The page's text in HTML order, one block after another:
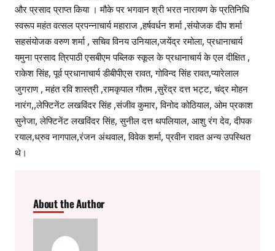
और प्रसाद प्राप्त किया । मौके पर भगवान श्री भरत नारायण के प्रतिनिधि
स्वरूप महंत वत्सल प्रपन्नाचार्य महाराज ,हर्षवर्धन शर्मा ,संयोजक दीप शर्मा
सहसंयोजक वरुण शर्मा , सचिव विनय उनियाल,जयेंद्र रमोला, प्रधानाचार्य
यमुना प्रसाद त्रिपाठी एसबीएम पब्लिक स्कूल के प्रधानाचार्य के एल दीक्षित ,
राकेश सिंह, पूर्व प्रधानाचार्य डीबीपीएस रावत, गोविन्द सिंह रावत,प्यारेलाल
जुगराण , महंत रवि शास्त्री ,रामकृपाल गौतम ,सुरेंद्र दत्त भट्ट, चंद्र मोहन
नारंग,,लेफ्टिनेंट लखविंदर सिंह ,संजीव कुमार, विनोद कोठियाल, ओम प्रकाश
सुनेजा, लेफ्टिनेंट लखविंदर सिंह, सुनील दत्त थपलियाल, आशु रंग देव, दीपक
रयाल,ध्रुव नागपाल,रंजन अंथवाल, विवेक शर्मा, प्रवीन रावत अन्य उपस्थित
थे।
About the Author